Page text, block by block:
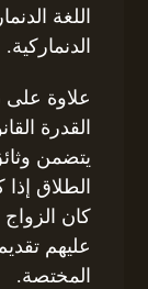
اللغة
الدنماركية.
علاوة على
القدرة
يتضمن
الطلاق
كان الزواج
عليهم
المختصة.